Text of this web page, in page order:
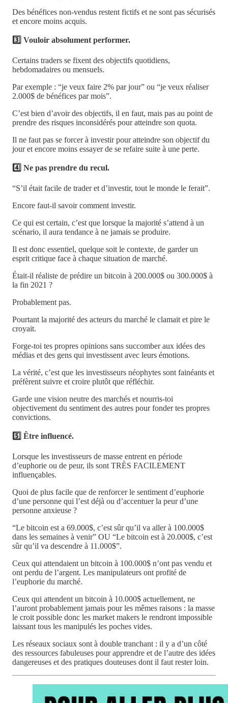
Des bénéfices non-vendus restent fictifs et ne sont pas sécurisés
et encore moins acquis.
3️⃣ Vouloir absolument performer.
Certains traders se fixent des objectifs quotidiens,
hebdomadaires ou mensuels.
Par exemple : “je veux faire 2% par jour” ou “je veux réaliser
2.000$ de bénéfices par mois”.
C’est bien d’avoir des objectifs, il en faut, mais pas au point de
prendre des risques inconsidérés pour atteindre son quota.
Il ne faut pas se forcer à investir pour atteindre son objectif du
jour et encore moins essayer de se refaire suite à une perte.
4️⃣ Ne pas prendre du recul.
“S’il était facile de trader et d’investir, tout le monde le ferait”.
Encore faut-il savoir comment investir.
Ce qui est certain, c’est que lorsque la majorité s’attend à un
scénario, il aura tendance à ne jamais se produire.
Il est donc essentiel, quelque soit le contexte, de garder un
esprit critique face à chaque situation de marché.
Était-il réaliste de prédire un bitcoin à 200.000$ ou 300.000$ à
la fin 2021 ?
Probablement pas.
Pourtant la majorité des acteurs du marché le clamait et pire le
croyait.
Forge-toi tes propres opinions sans succomber aux idées des
médias et des gens qui investissent avec leurs émotions.
La vérité, c’est que les investisseurs néophytes sont fainéants et
préfèrent suivre et croire plutôt que réfléchir.
Garde une vision neutre des marchés et nourris-toi
objectivement du sentiment des autres pour fonder tes propres
convictions.
5️⃣ Être influencé.
Lorsque les investisseurs de masse entrent en période
d’euphorie ou de peur, ils sont TRÈS FACILEMENT
influençables.
Quoi de plus facile que de renforcer le sentiment d’euphorie
d’une personne qui l’est déjà ou d’accentuer la peur d’une
personne anxieuse ?
“Le bitcoin est a 69.000$, c’est sûr qu’il va aller à 100.000$
dans les semaines à venir” OU “Le bitcoin est à 20.000$, c’est
sûr qu’il va descendre à 11.000$”.
Ceux qui attendaient un bitcoin à 100.000$ n’ont pas vendu et
ont perdu de l’argent. Les manipulateurs ont profité de
l’euphorie du marché.
Ceux qui attendent un bitcoin à 10.000$ actuellement, ne
l’auront probablement jamais pour les mêmes raisons : la masse
le croit possible donc les market makers le rendront impossible
laissant tous les manipulés les poches vides.
Les réseaux sociaux sont à double tranchant : il y a d’un côté
des ressources fabuleuses pour apprendre et de l’autre des idées
dangereuses et des pratiques douteuses dont il faut rester loin.